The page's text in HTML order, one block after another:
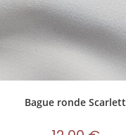
Bague ronde Scarlett